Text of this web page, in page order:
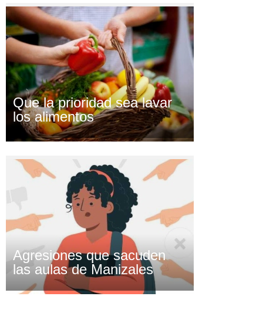
Que la prioridad sea lavar
los alimentos
Agresiones que sacuden
las aulas de Manizales